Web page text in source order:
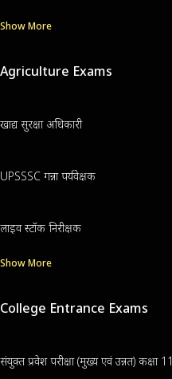
Show More
Agriculture Exams
खाद्य सुरक्षा अधिकारी
UPSSSC गन्ना पर्यवेक्षक
लाइव स्टॉक निरीक्षक
Show More
College Entrance Exams
संयुक्त प्रवेश परीक्षा (मुख्य एवं उन्नत) कक्षा 11